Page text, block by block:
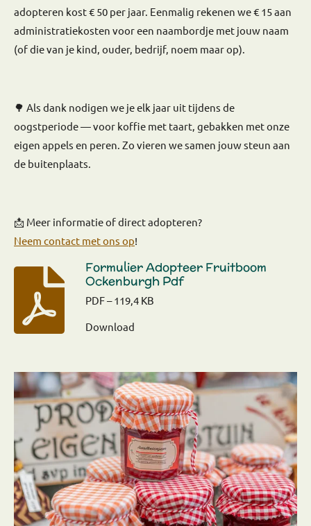
adopteren kost € 50 per jaar. Eenmalig rekenen we € 15 aan
administratiekosten voor een naambordje met jouw naam
(of die van je kind, ouder, bedrijf, noem maar op).
🌳 Als dank nodigen we je elk jaar uit tijdens de
oogstperiode — voor koffie met taart, gebakken met onze
eigen appels en peren. Zo vieren we samen jouw steun aan
de buitenplaats.
📩 Meer informatie of direct adopteren?
Neem contact met ons op!
Formulier Adopteer Fruitboom
Ockenburgh Pdf
PDF – 119,4 KB
Download